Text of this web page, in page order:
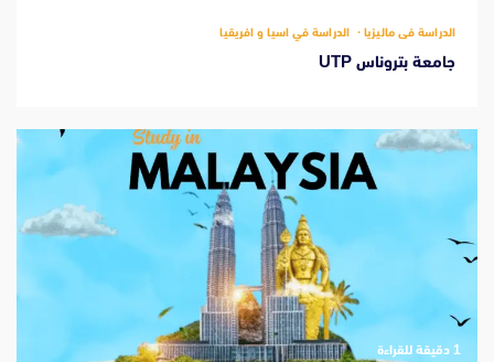
الدراسة فى ماليزيا الدراسة في اسيا و افريقيا
جامعة بتروناس UTP
‫1 دقيقة للقراءة